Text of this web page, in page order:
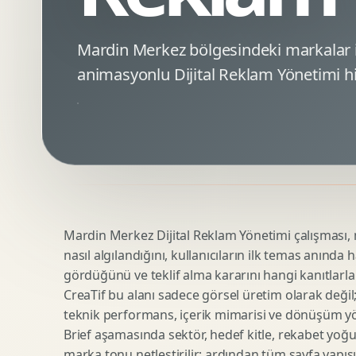
Minimal Logo Tasarimi
Amblem Tasarimi
Logo Revizyonu
Tipografik Logo Tasarimi
Startup Logo Tasarimi
Google Ads Reklam Tasarimi
Kampanya Stratejisi
Performans Reklam Kreatifleri
SEO Denetimi
E Ticaret SEO
Urun Gorsellestirme
3D Reklam Gorseli
Cgi Kampanya Gorseli
Motion 3D
3D Karakter Tasarimi
Mardin Merkez bölgesindeki
animasyonlu Dijital Reklam Yönetimi
Mardin Merkez Dijital Reklam Yönetimi
nasıl algılandığını, kullanıcıların ilk temas
gördüğünü ve teklif alma kararını hangi
CreaTif bu alanı sadece görsel üretim olarak
teknik performans, içerik mimarisi ve dönüşüm
Brief aşamasında sektör, hedef kitle, rekabet